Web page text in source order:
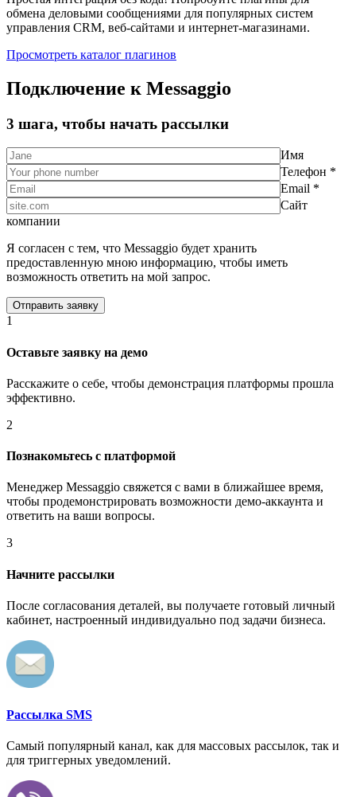
обмена деловыми сообщениями для популярных систем
управления CRM, веб-сайтами и интернет-магазинами.
Просмотреть каталог плагинов
Подключение к Messaggio
3 шага, чтобы начать рассылки
Имя
Телефон *
Email *
Сайт
компании
Я согласен с тем, что Messaggio будет хранить
предоставленную мною информацию, чтобы иметь
возможность ответить на мой запрос.
1
Оставьте заявку на демо
Расскажите о себе, чтобы демонстрация платформы прошла
эффективно.
2
Познакомьтесь с платформой
Менеджер Messaggio свяжется с вами в ближайшее время,
чтобы продемонстрировать возможности демо-аккаунта и
ответить на ваши вопросы.
3
Начните рассылки
После согласования деталей, вы получаете готовый личный
кабинет, настроенный индивидуально под задачи бизнеса.
Рассылка SMS
Самый популярный канал, как для массовых рассылок, так и
для триггерных уведомлений.